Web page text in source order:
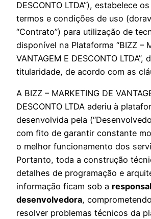
DESCONTO LTDA”), estabelece
termos e condições de uso
“Contrato”) para utilização de
disponível na Plataforma “BIZZ –
VANTAGEM E DESCONTO LTDA”,
titularidade, de acordo com as
A BIZZ – MARKETING DE
DESCONTO LTDA aderiu à
desenvolvida pela
com fito de garantir constante
o melhor funcionamento dos
Portanto, toda a construção
detalhes de programação e
informação ficam sob a
desenvolvedora,
resolver problemas técnicos da